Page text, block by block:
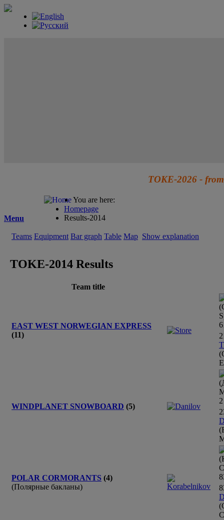
TOKE-2026 -
Menu
You are here:
Homepage
Results-2014
Teams Equipment Bar graph Table Map Show explanation
TOKE-2014 Results
Team title
EAST WEST NORWEGIAN EXPRESS
(11)
6
2
WINDPLANET SNOWBOARD (5)
2
2
POLAR CORMORANTS (4)
(Полярные бакланы)
8
8